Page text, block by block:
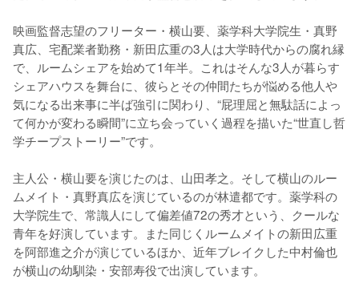
映画監督志望のフリーター・横山要、薬学科大学院生・真野
真広、宅配業者勤務・新田広重の3人は大学時代からの腐れ縁
で、ルームシェアを始めて1年半。これはそんな3人が暮らす
シェアハウスを舞台に、彼らとその仲間たちが悩める他人や
気になる出来事に半ば強引に関わり、“屁理屈と無駄話によっ
て何かが変わる瞬間”に立ち会っていく過程を描いた“世直し哲
学チープストーリー”です。
主人公・横山要を演じたのは、山田孝之。そして横山のルー
ムメイト・真野真広を演じているのが林遣都です。薬学科の
大学院生で、常識人にして偏差値72の秀才という、クールな
青年を好演しています。また同じくルームメイトの新田広重
を阿部進之介が演じているほか、近年ブレイクした中村倫也
が横山の幼馴染・安部寿役で出演しています。